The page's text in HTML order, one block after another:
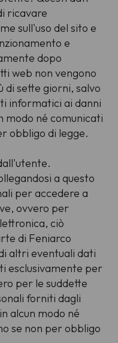
ricavare
sull'uso del sito e
e
dopo
web non vengono
di sette giorni, salvo
informatici ai danni
modo né comunicati
obbligo di legge.
.
a questo
per accedere a
ovvero per
ciò
di Feniarco
altri eventuali dati
esclusivamente per
per le suddette
forniti dagli
alcun modo né
se non per obbligo